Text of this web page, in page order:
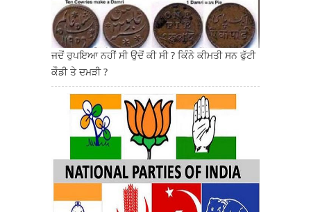
ਜਦੋਂ ਰੁਪਇਆ ਨਹੀਂ ਸੀ ਉਦੋਂ ਕੀ ਸੀ ? ਕਿੰਨੇ ਕੀਮਤੀ ਸਨ ਫੁੱਟੀ
ਕੌਡੀ ਤੇ ਦਮੜੀ ?